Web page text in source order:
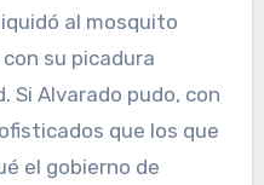
al mosquito
su picadura
Alvarado pudo, con
que los que
el gobierno de